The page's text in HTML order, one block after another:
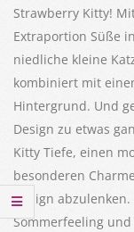
Strawberry Kitty!
Extraportion Süße
niedliche kleine
kombiniert mit
Hintergrund. Und
Design zu etwas
Kitty Tiefe, einen
besonderen
Design
Sommerfeeling und